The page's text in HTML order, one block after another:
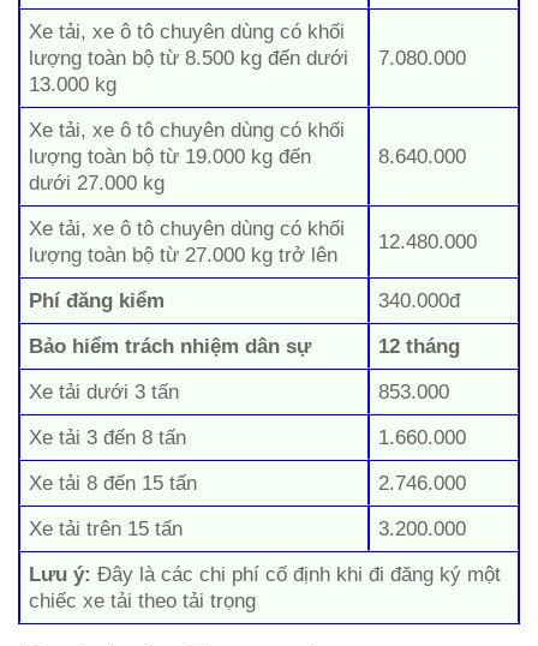
Xe tải, xe ô tô chuyên dùng có khối
lượng toàn bộ từ 8.500 kg đến dưới
13.000 kg
7.080.000
Xe tải, xe ô tô chuyên dùng có khối
lượng toàn bộ từ 19.000 kg đến
dưới 27.000 kg
8.640.000
Xe tải, xe ô tô chuyên dùng có khối
lượng toàn bộ từ 27.000 kg trở lên
12.480.000
Phí đăng kiểm
340.000đ
Bảo hiểm trách nhiệm dân sự
12 tháng
Xe tải dưới 3 tấn
853.000
Xe tải 3 đến 8 tấn
1.660.000
Xe tải 8 đến 15 tấn
2.746.000
Xe tải trên 15 tấn
3.200.000
Lưu ý:Đây là các chi phí cố định khi đi đăng ký một
chiếc xe tải theo tải trọng